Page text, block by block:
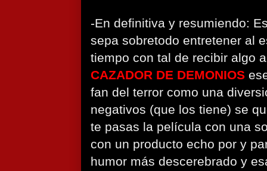
-En definitiva y resumiendo:
sepa sobretodo entretener al
tiempo con tal de recibir algo
CAZADOR DE DEMONIOS
fan del terror como una
negativos (que los tiene) se
te pasas la película con una
con un producto echo por y
humor más descerebrado y